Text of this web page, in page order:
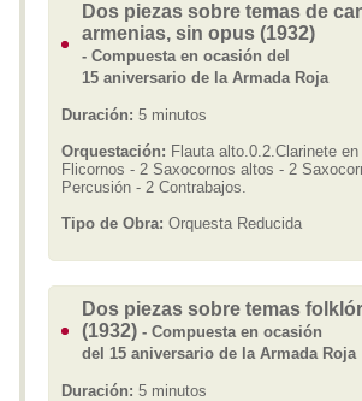
Dos piezas sobre temas de
armenias, sin opus (1932)
- Compuesta en ocasión del
15 aniversario de la Armada Roja
Duración: 5 minutos
Orquestación: Flauta alto.0.2.Clarinete
Flicornos - 2 Saxocornos altos - 2
Percusión - 2 Contrabajos.
Tipo de Obra: Orquesta Reducida
Dos piezas sobre temas
(1932) - Compuesta en ocasión
del 15 aniversario de la Armada Roja
Duración: 5 minutos